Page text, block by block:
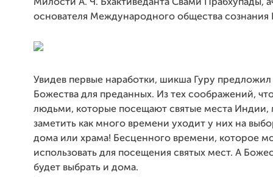
Милости А. Ч. Бхактиведанта Свами Прабхупады,
основателя Международного общества
Увидев первые наработки, шикша Гуру предложил
Божества для преданных. Из тех соображений,
людьми, которые посещают святые места
заметить как много времени уходит у них на
дома или храма! Бесценного времени, которое
использовать для посещения святых мест. А
будет выбрать и дома.